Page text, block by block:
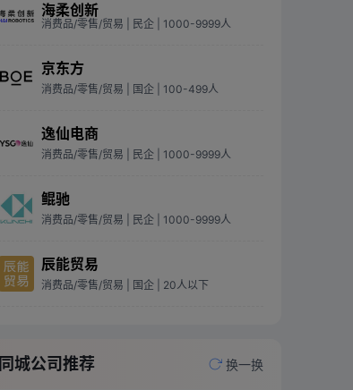
海柔创新
消费品/零售/贸易 | 民企 | 1000-9999人
京东方
消费品/零售/贸易 | 国企 | 100-499人
逸仙电商
消费品/零售/贸易 | 民企 | 1000-9999人
鲲驰
消费品/零售/贸易 | 民企 | 1000-9999人
辰能贸易
消费品/零售/贸易 | 国企 | 20人以下
同城公司推荐 换一换